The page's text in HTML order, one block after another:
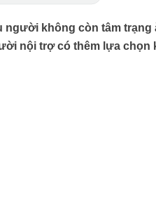
không còn tâm trạng
nội trợ có thêm lựa chọn